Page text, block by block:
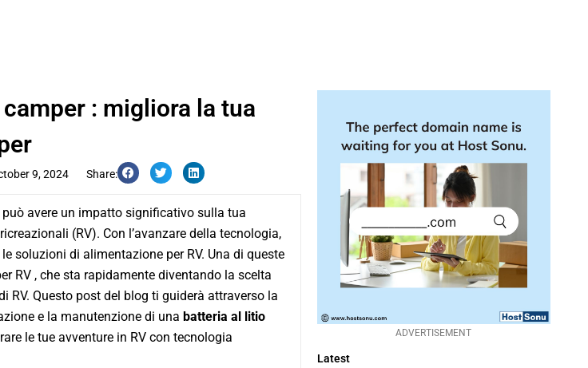
9, 2024 Share:
: migliora la tua
avere un impatto significativo sulla tua
(RV). Con l’avanzare della tecnologia,
soluzioni di alimentazione per RV. Una di queste
RV , che sta rapidamente diventando la scelta
RV. Questo post del blog ti guiderà attraverso la
e la manutenzione di una batteria al litio
le tue avventure in RV con tecnologia
ADVERTISEMENT
Latest